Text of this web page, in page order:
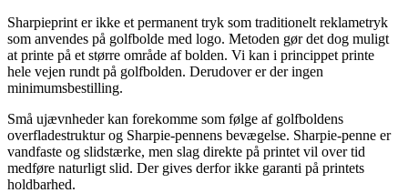
Sharpieprint er ikke et permanent tryk som traditionelt reklametryk
som anvendes på golfbolde med logo. Metoden gør det dog muligt
at printe på et større område af bolden. Vi kan i princippet printe
hele vejen rundt på golfbolden. Derudover er der ingen
minimumsbestilling.
Små ujævnheder kan forekomme som følge af golfboldens
overfladestruktur og Sharpie-pennens bevægelse. Sharpie-penne er
vandfaste og slidstærke, men slag direkte på printet vil over tid
medføre naturligt slid. Der gives derfor ikke garanti på printets
holdbarhed.